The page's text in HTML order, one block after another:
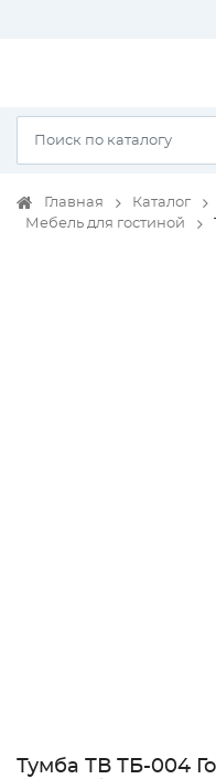
Главная Каталог
Мебель для гостиной
Тумба ТВ ТБ-004